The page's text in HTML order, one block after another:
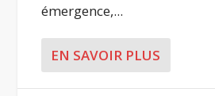
émergence,...
EN SAVOIR PLUS